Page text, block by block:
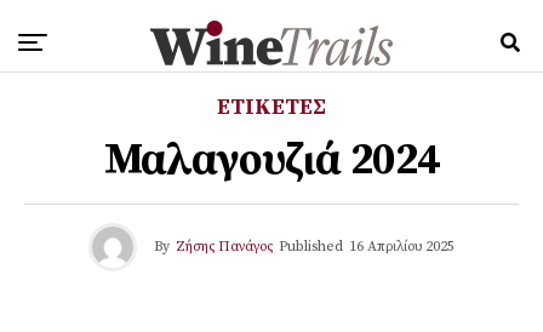
ΕΤΙΚΕΤΕΣ
Μαλαγουζιά 2024
By Ζήσης Πανάγος Published 16 Απριλίου 2025